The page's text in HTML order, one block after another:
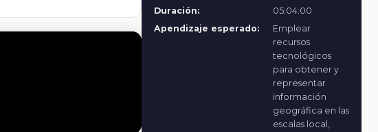
Duración:
05:04:00
Apendizaje esperado:
Emplear
recursos
tecnológicos
para obtener y
representar
información
geográfica en las
escalas local,